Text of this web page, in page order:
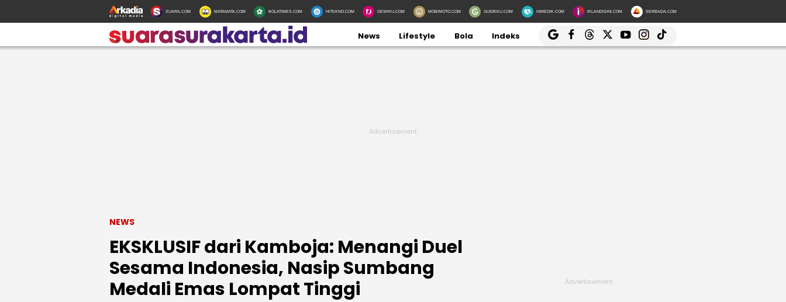
SUARA.COM MATAMATA.COM BOLATIMES.COM HITEKNO.COM DEWIKU.COM MOBIMOTO.COM GUIDEKU.COM HIMEDIK.COM IKLANDISINI.COM SERBADA.COM
News Lifestyle Bola Indeks
NEWS
EKSKLUSIF dari Kamboja: Menangi Duel
Sesama Indonesia, Nasip Sumbang
Medali Emas Lompat Tinggi